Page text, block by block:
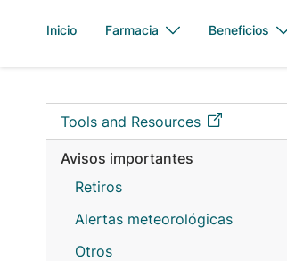
Inicio Farmacia Beneficios
Tools and Resources
Avisos importantes
Retiros
Alertas meteorológicas
Otros